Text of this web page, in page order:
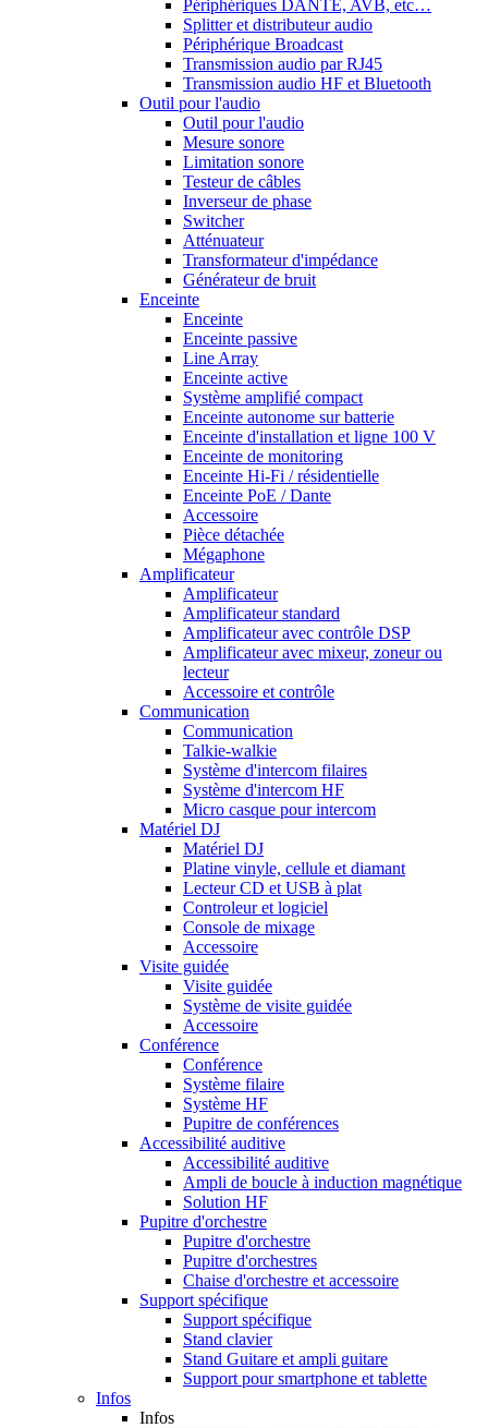
Périphériques DANTE, AVB, etc…
Splitter et distributeur audio
Périphérique Broadcast
Transmission audio par RJ45
Transmission audio HF et Bluetooth
Outil pour l'audio
Outil pour l'audio
Mesure sonore
Limitation sonore
Testeur de câbles
Inverseur de phase
Switcher
Atténuateur
Transformateur d'impédance
Générateur de bruit
Enceinte
Enceinte
Enceinte passive
Line Array
Enceinte active
Système amplifié compact
Enceinte autonome sur batterie
Enceinte d'installation et ligne 100 V
Enceinte de monitoring
Enceinte Hi-Fi / résidentielle
Enceinte PoE / Dante
Accessoire
Pièce détachée
Mégaphone
Amplificateur
Amplificateur
Amplificateur standard
Amplificateur avec contrôle DSP
Amplificateur avec mixeur, zoneur ou
lecteur
Accessoire et contrôle
Communication
Communication
Talkie-walkie
Système d'intercom filaires
Système d'intercom HF
Micro casque pour intercom
Matériel DJ
Matériel DJ
Platine vinyle, cellule et diamant
Lecteur CD et USB à plat
Controleur et logiciel
Console de mixage
Accessoire
Visite guidée
Visite guidée
Système de visite guidée
Accessoire
Conférence
Conférence
Système filaire
Système HF
Pupitre de conférences
Accessibilité auditive
Accessibilité auditive
Ampli de boucle à induction magnétique
Solution HF
Pupitre d'orchestre
Pupitre d'orchestre
Pupitre d'orchestres
Chaise d'orchestre et accessoire
Support spécifique
Support spécifique
Stand clavier
Stand Guitare et ampli guitare
Support pour smartphone et tablette
Infos
Infos